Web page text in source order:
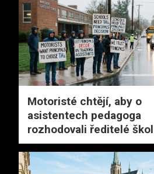
Motoristé chtějí, aby o
asistentech pedagoga
rozhodovali ředitelé škol